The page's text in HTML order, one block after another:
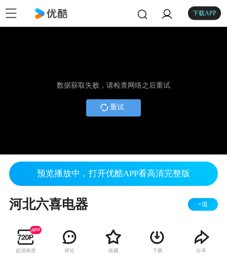
下载APP
数据获取失败，请检查网络之后重试
重试
预览播放中，打开优酷APP看高清完整版
河北六喜电器 +追
超清画质 评论 收藏 下载 分享